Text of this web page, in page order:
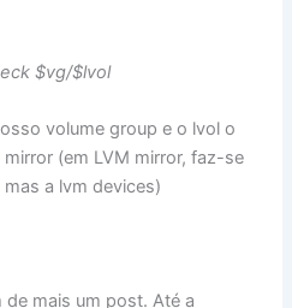
$vg/$lvol
volume group e o lvol o
(em LVM mirror, faz-se
a lvm devices)
mais um post. Até a